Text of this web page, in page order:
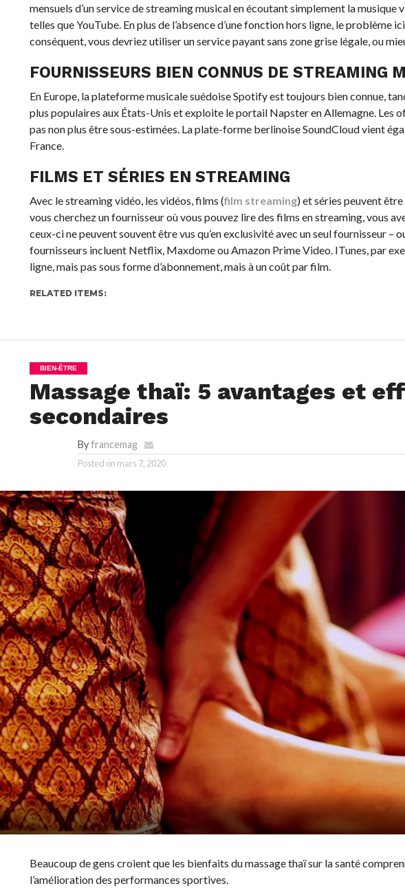
mensuels d’un service de streaming musical en écoutant simplement la
telles que YouTube. En plus de l’absence d’une fonction hors ligne, le problème
conséquent, vous devriez utiliser un service payant sans zone grise légale, ou
FOURNISSEURS BIEN CONNUS DE STREAMING
En Europe, la plateforme musicale suédoise Spotify est toujours bien connue,
plus populaires aux États-Unis et exploite le portail Napster en Allemagne. Les
pas non plus être sous-estimées. La plate-forme berlinoise SoundCloud vient
France.
FILMS ET SÉRIES EN STREAMING
Avec le streaming vidéo, les vidéos, films (film streaming) et séries peuvent
vous cherchez un fournisseur où vous pouvez lire des films en streaming, vous
ceux-ci ne peuvent souvent être vus qu’en exclusivité avec un seul fournisseur –
fournisseurs incluent Netflix, Maxdome ou Amazon Prime Video. ITunes, par
ligne, mais pas sous forme d’abonnement, mais à un coût par film.
RELATED ITEMS:
BIEN-ÊTRE
Massage thaï: 5 avantages et
secondaires
Byfrancemag
Posted on mars 7, 2020
Beaucoup de gens croient que les bienfaits du massage thaï sur la santé
l’amélioration des performances sportives.